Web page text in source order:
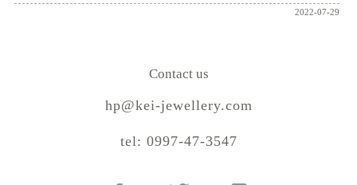
2022-07-29
Contact us
hp@kei-jewellery.com
tel: 0997-47-3547